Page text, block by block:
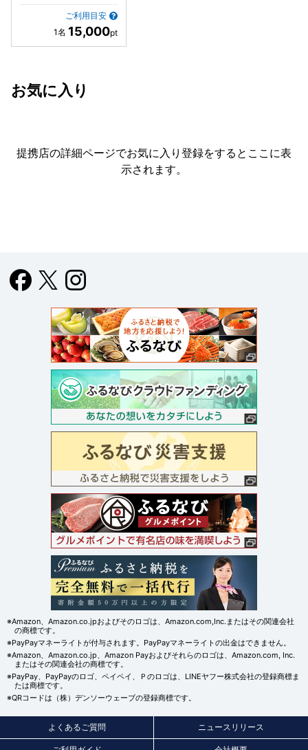
ご利用目安
15,000
お気に入り
提携店の詳細ページでお気に入り登録をすると ここに表
示されます。
※Amazon、Amazon.co.jpおよびそのロゴは、Amazon.com,Inc.またはその関連会社
の商標です。
※PayPayマネーライトが付与されます。PayPayマネーライトの出金はできません。
※Amazon、Amazon.co.jp、Amazon Payおよびそれらのロゴは、Amazon.com, Inc.
またはその関連会社の商標です。
※PayPay、PayPayのロゴ、ペイペイ、Ｐのロゴは、LINEヤフー株式会社の登録商標ま
たは商標です。
※QRコードは（株）デンソーウェーブの登録商標です。
よくあるご質問 ニュースリリース